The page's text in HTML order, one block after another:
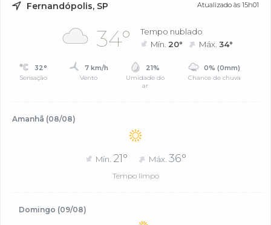
Fernandópolis, SP Atualizado às 15h01
34°
Tempo nublado
Mín. 20° Máx.34°
32°
Sensação
7 km/h
Vento
21%
Umidade do
ar
0% (0mm)
Chance de chuva
Amanhã (08/08)
Mín. 21° Máx. 36°
Tempo limpo
Domingo (09/08)